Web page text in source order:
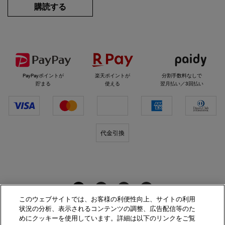
購読する
PayPayポイントが
貯まる
楽天ポイントが
使える
分割手数料なしで
翌月払い／3回払い
代金引換
このウェブサイトでは、お客様の利便性向上、サイトの利用
状況の分析、表示されるコンテンツの調整、広告配信等のた
めにクッキーを使用しています。詳細は以下のリンクをご覧